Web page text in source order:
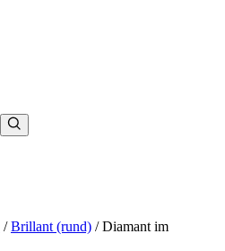
/Brillant (rund) /Diamant im